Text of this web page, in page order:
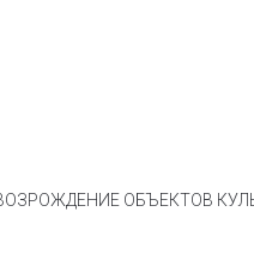
ОБЪЕКТОВ